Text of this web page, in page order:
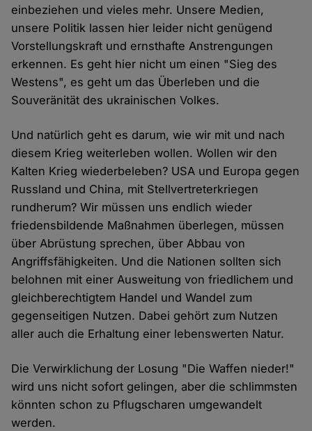
einbeziehen und vieles mehr. Unsere Medien,
unsere Politik lassen hier leider nicht genügend
Vorstellungskraft und ernsthafte Anstrengungen
erkennen. Es geht hier nicht um einen "Sieg des
Westens", es geht um das Überleben und die
Souveränität des ukrainischen Volkes.
Und natürlich geht es darum, wie wir mit und nach
diesem Krieg weiterleben wollen. Wollen wir den
Kalten Krieg wiederbeleben? USA und Europa gegen
Russland und China, mit Stellvertreterkriegen
rundherum? Wir müssen uns endlich wieder
friedensbildende Maßnahmen überlegen, müssen
über Abrüstung sprechen, über Abbau von
Angriffsfähigkeiten. Und die Nationen sollten sich
belohnen mit einer Ausweitung von friedlichem und
gleichberechtigtem Handel und Wandel zum
gegenseitigen Nutzen. Dabei gehört zum Nutzen
aller auch die Erhaltung einer lebenswerten Natur.
Die Verwirklichung der Losung "Die Waffen nieder!"
wird uns nicht sofort gelingen, aber die schlimmsten
könnten schon zu Pflugscharen umgewandelt
werden.